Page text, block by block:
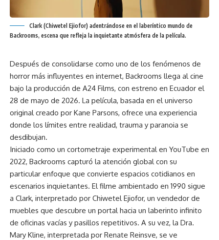
Clark (Chiwetel Ejiofor) adentrándose en el laberíntico mundo de
Backrooms, escena que refleja la inquietante atmósfera de la película.
Después de consolidarse como uno de los fenómenos de
horror más influyentes en internet, Backrooms llega al cine
bajo la producción de A24 Films, con estreno en Ecuador el
28 de mayo de 2026. La película, basada en el universo
original creado por Kane Parsons, ofrece una experiencia
donde los límites entre realidad, trauma y paranoia se
desdibujan.
Iniciado como un cortometraje experimental en YouTube en
2022, Backrooms capturó la atención global con su
particular enfoque que convierte espacios cotidianos en
escenarios inquietantes. El filme ambientado en 1990 sigue
a Clark, interpretado por Chiwetel Ejiofor, un vendedor de
muebles que descubre un portal hacia un laberinto infinito
de oficinas vacías y pasillos repetitivos. A su vez, la Dra.
Mary Kline, interpretada por Renate Reinsve, se ve